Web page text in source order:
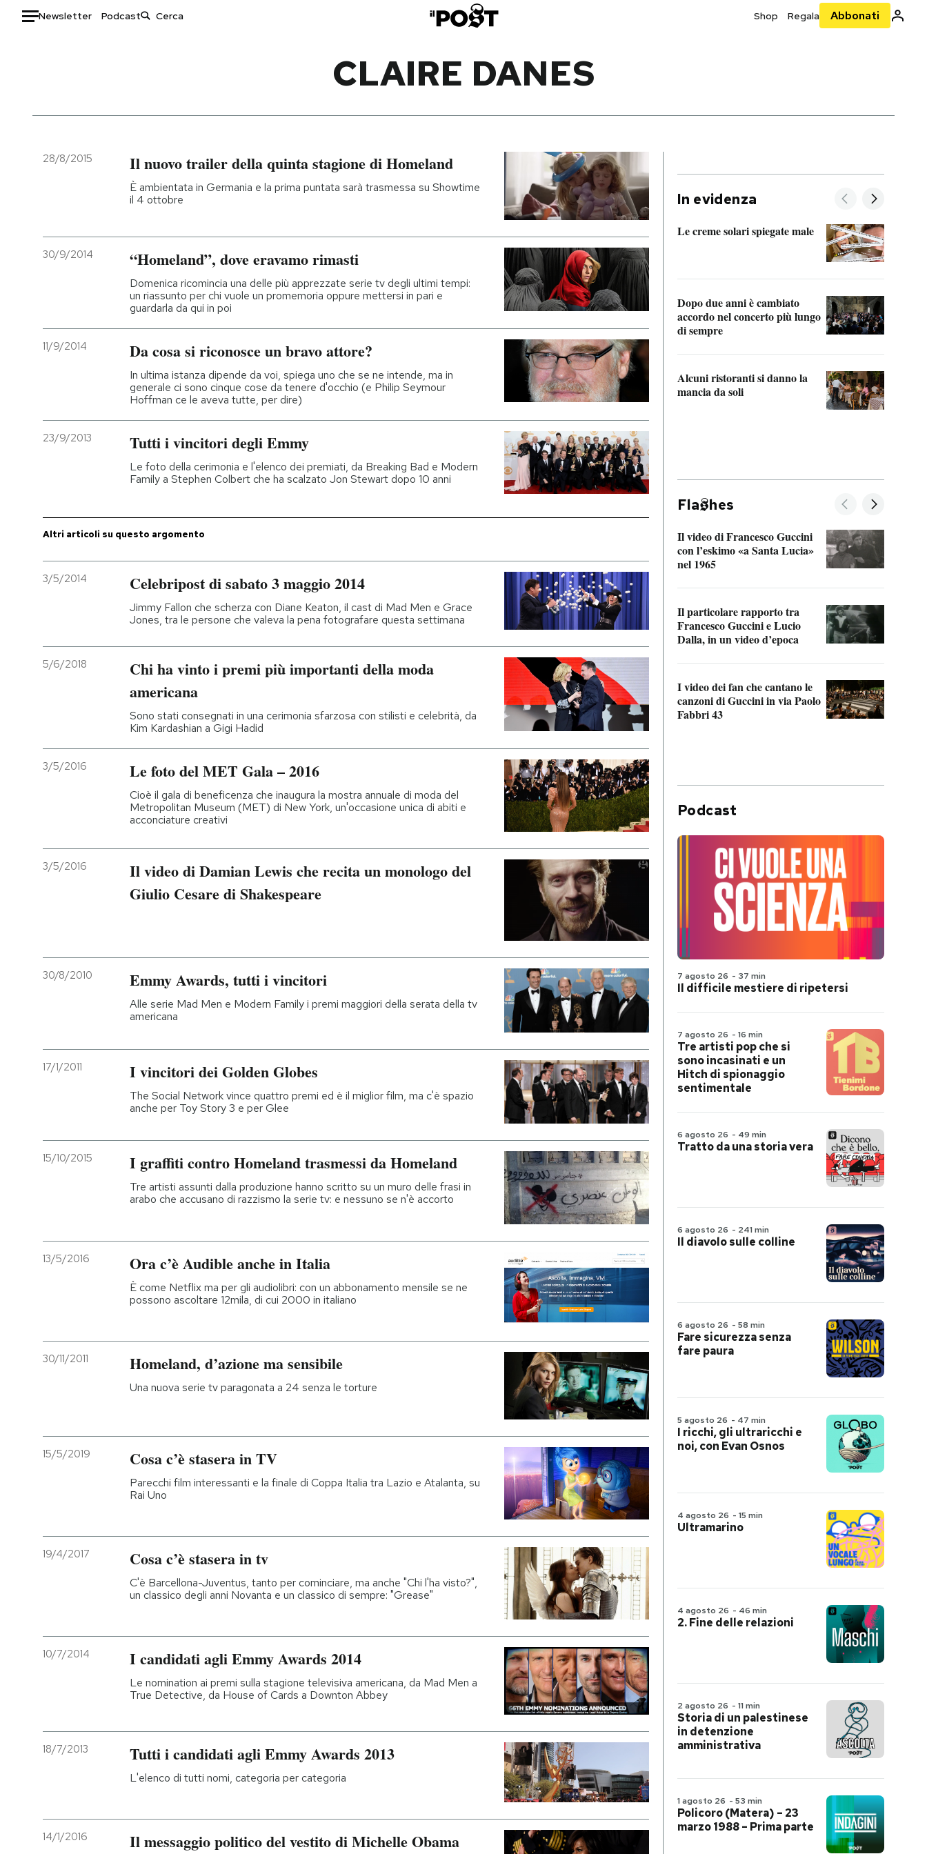
Newsletter Podcast Shop Regala Abbonati
Italia
Politica
Cultura
Economia
Moda
Ok Boomer!
Europa
Altrecose
CALENDARIO
AREA PERSONALE
CLAIRE DANES
28/8/2015 Il nuovo trailer della quinta stagione di Homeland
È ambientata in Germania e la prima puntata sarà trasmessa su Showtime
il 4 ottobre
30/9/2014 “Homeland”, dove eravamo rimasti
Domenica ricomincia una delle più apprezzate serie tv degli ultimi tempi:
un riassunto per chi vuole un promemoria oppure mettersi in pari e
guardarla da qui in poi
11/9/2014 Da cosa si riconosce un bravo attore?
In ultima istanza dipende da voi, spiega uno che se ne intende, ma in
generale ci sono cinque cose da tenere d'occhio (e Philip Seymour
Hoffman ce le aveva tutte, per dire)
23/9/2013 Tutti i vincitori degli Emmy
Le foto della cerimonia e l'elenco dei premiati, da Breaking Bad e Modern
Family a Stephen Colbert che ha scalzato Jon Stewart dopo 10 anni
Altri articoli su questo argomento
3/5/2014 Celebripost di sabato 3 maggio 2014
Jimmy Fallon che scherza con Diane Keaton, il cast di Mad Men e Grace
Jones, tra le persone che valeva la pena fotografare questa settimana
5/6/2018
Chi ha vinto i premi più importanti della moda
americana
Sono stati consegnati in una cerimonia sfarzosa con stilisti e celebrità, da
Kim Kardashian a Gigi Hadid
3/5/2016 Le foto del MET Gala – 2016
Cioè il gala di beneficenza che inaugura la mostra annuale di moda del
Metropolitan Museum (MET) di New York, un'occasione unica di abiti e
acconciature creativi
3/5/2016
Il video di Damian Lewis che recita un monologo del
Giulio Cesare di Shakespeare
30/8/2010 Emmy Awards, tutti i vincitori
Alle serie Mad Men e Modern Family i premi maggiori della serata della tv
americana
17/1/2011 I vincitori dei Golden Globes
The Social Network vince quattro premi ed è il miglior film, ma c'è spazio
anche per Toy Story 3 e per Glee
15/10/2015 I graffiti contro Homeland trasmessi da Homeland
Tre artisti assunti dalla produzione hanno scritto su un muro delle frasi in
arabo che accusano di razzismo la serie tv: e nessuno se n'è accorto
13/5/2016 Ora c’è Audible anche in Italia
È come Netflix ma per gli audiolibri: con un abbonamento mensile se ne
possono ascoltare 12mila, di cui 2000 in italiano
30/11/2011 Homeland, d’azione ma sensibile
Una nuova serie tv paragonata a 24 senza le torture
15/5/2019 Cosa c’è stasera in TV
Parecchi film interessanti e la finale di Coppa Italia tra Lazio e Atalanta, su
Rai Uno
19/4/2017 Cosa c’è stasera in tv
C'è Barcellona-Juventus, tanto per cominciare, ma anche "Chi l'ha visto?",
un classico degli anni Novanta e un classico di sempre: "Grease"
10/7/2014 I candidati agli Emmy Awards 2014
Le nomination ai premi sulla stagione televisiva americana, da Mad Men a
True Detective, da House of Cards a Downton Abbey
18/7/2013 Tutti i candidati agli Emmy Awards 2013
L'elenco di tutti nomi, categoria per categoria
14/1/2016 Il messaggio politico del vestito di Michelle Obama
In evidenza
Le creme solari spiegate male
Dopo due anni è cambiato
accordo nel concerto più lungo
di sempre
Alcuni ristoranti si danno la
mancia da soli
Fla hes
Il video di Francesco Guccini
con l’eskimo «a Santa Lucia»
nel 1965
Il particolare rapporto tra
Francesco Guccini e Lucio
Dalla, in un video d’epoca
I video dei fan che cantano le
canzoni di Guccini in via Paolo
Fabbri 43
Podcast
7 agosto 26 - 37 min
Il difficile mestiere di ripetersi
7 agosto 26 - 16 min
Tre artisti pop che si
sono incasinati e un
Hitch di spionaggio
sentimentale
6 agosto 26 - 49 min
Tratto da una storia vera
6 agosto 26 - 241 min
Il diavolo sulle colline
6 agosto 26 - 58 min
Fare sicurezza senza
fare paura
5 agosto 26 - 47 min
I ricchi, gli ultraricchi e
noi, con Evan Osnos
4 agosto 26 - 15 min
Ultramarino
4 agosto 26 - 46 min
2. Fine delle relazioni
2 agosto 26 - 11 min
Storia di un palestinese
in detenzione
amministrativa
1 agosto 26 - 53 min
Policoro (Matera) – 23
marzo 1988 – Prima parte